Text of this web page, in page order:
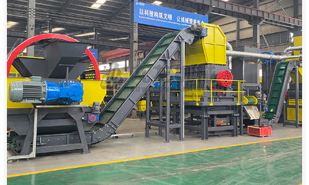
场
方
案
动
态
联
系
郑
州
市
九